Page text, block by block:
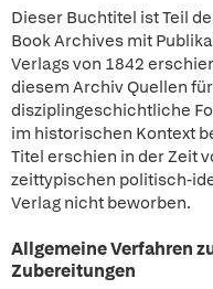
Dieser Buchtitel ist Teil
Book Archives mit
Verlags von 1842
diesem Archiv Quellen
disziplingeschichtliche
im historischen Kontext
Titel erschien in der Zeit
zeittypischen politisch-
Verlag nicht beworben.
Allgemeine Verfahren
Zubereitungen